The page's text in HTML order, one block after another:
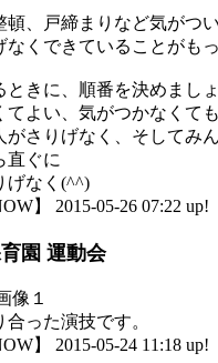
頓、戸締まりなど気がつ
なくできていることがも
ときに、順番を決めまし
てよい、気がつかなくて
がさりげなく、そしてみ
直ぐに
げなく(^^)
】 2015-05-26 07:22 up!
園 運動会
った演技です。
】 2015-05-24 11:18 up!